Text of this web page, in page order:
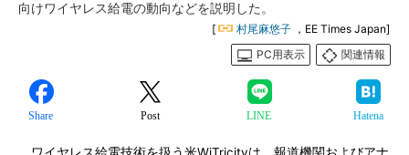
向けワイヤレス給電の動向などを説明した。
[ 村尾麻悠子 ，EE Times Japan]
PC用表示
関連情報
Share Post LINE Hatena